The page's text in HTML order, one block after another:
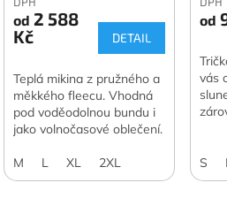
od 2 588
Kč
DETAIL
Teplá mikina z pružného a
měkkého fleecu. Vhodná
pod voděodolnou bundu i
jako volnočasové oblečení.
M L XL 2XL
od
vás
S